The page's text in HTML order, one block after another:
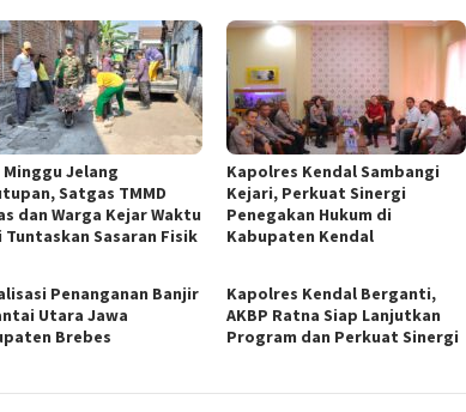
Jelang
Satgas TMMD
dan Warga Kejar Waktu
Tuntaskan Sasaran Fisik
Kapolres Kendal Sambangi
Kejari, Perkuat Sinergi
Penegakan Hukum di
Kabupaten Kendal
Penanganan Banjir
Utara Jawa
Brebes
Kapolres Kendal Berganti,
AKBP Ratna Siap Lanjutkan
Program dan Perkuat Sinergi